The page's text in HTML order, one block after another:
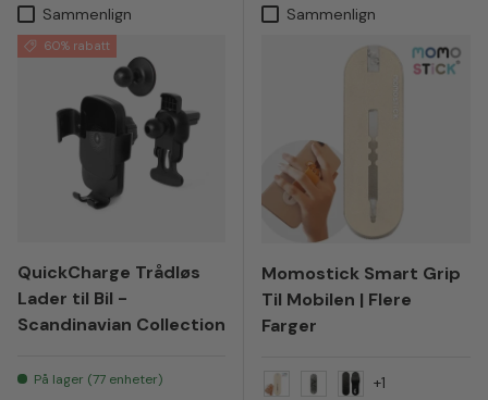
Sammenlign
60% rabatt
QuickCharge Trådløs
Lader til Bil -
Scandinavian Collection
På lager (77 enheter)
Sammenlign
Momostick Smart Grip
Til Mobilen | Flere
Farger
+1